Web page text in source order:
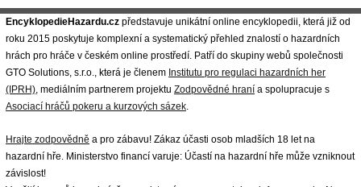
EncyklopedieHazardu.cz představuje unikátní online encyklopedii, která již od
roku 2015 poskytuje komplexní a systematický přehled znalostí o hazardních
hrách pro hráče v českém online prostředí. Patří do skupiny webů společnosti
GTO Solutions, s.r.o., která je členem Institutu pro regulaci hazardních her
(IPRH) , mediálním partnerem projektu Zodpovědné hraní a spolupracuje s
Asociací hráčů pokeru a kurzových sázek
Hrajte zodpovědně a pro zábavu! Zákaz účasti osob mladších 18 let na
hazardní hře. Ministerstvo financí varuje: Účastí na hazardní hře může vzniknout
závislost!